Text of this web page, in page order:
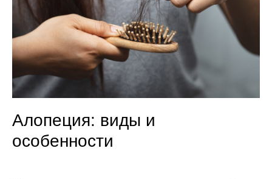
Алопеция: виды и
особенности